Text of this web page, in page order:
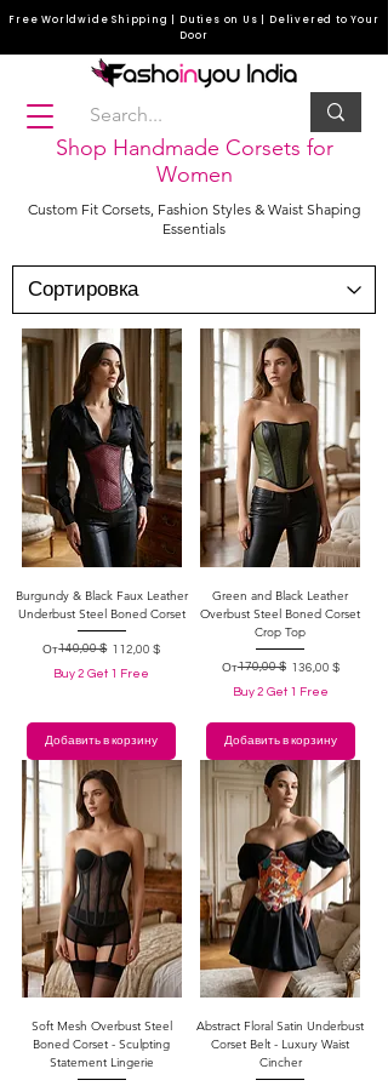
Free Worldwide Shipping | Duties on Us | Delivered to Your
Door
Shop Handmade Corsets for
Women
Custom Fit Corsets, Fashion Styles & Waist Shaping
Essentials
Burgundy & Black Faux Leather
Underbust Steel Boned Corset
От
Обычная цена
140,00 $ 112,00 $
Цена со скидкой
Buy 2 Get 1 Free
Добавить в корзину
Green and Black Leather
Overbust Steel Boned Corset
Crop Top
От
Обычная цена
170,00 $ 136,00 $
Цена со скидкой
Buy 2 Get 1 Free
Добавить в корзину
Soft Mesh Overbust Steel
Boned Corset - Sculpting
Statement Lingerie
Abstract Floral Satin Underbust
Corset Belt - Luxury Waist
Cincher